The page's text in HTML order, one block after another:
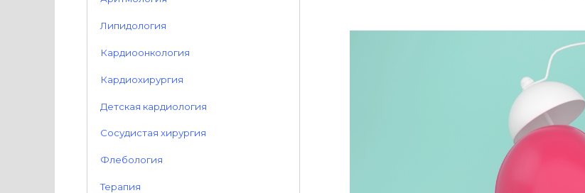
Липидология
Кардиоонкология
Кардиохирургия
Детская кардиология
Сосудистая хирургия
Флебология
Терапия